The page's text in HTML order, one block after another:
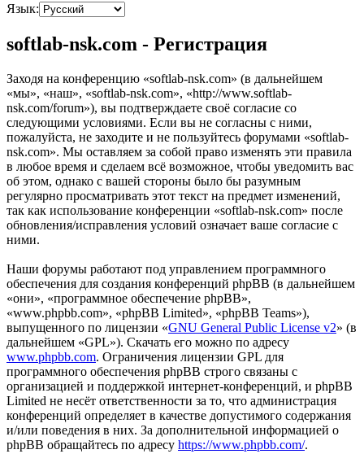
Язык:
softlab-nsk.com - Регистрация
Заходя на конференцию «softlab-nsk.com» (в дальнейшем
«мы», «наш», «softlab-nsk.com», «http://www.softlab-
nsk.com/forum»), вы подтверждаете своё согласие со
следующими условиями. Если вы не согласны с ними,
пожалуйста, не заходите и не пользуйтесь форумами «softlab-
nsk.com». Мы оставляем за собой право изменять эти правила
в любое время и сделаем всё возможное, чтобы уведомить вас
об этом, однако с вашей стороны было бы разумным
регулярно просматривать этот текст на предмет изменений,
так как использование конференции «softlab-nsk.com» после
обновления/исправления условий означает ваше согласие с
ними.
Наши форумы работают под управлением программного
обеспечения для создания конференций phpBB (в дальнейшем
«они», «программное обеспечение phpBB»,
«www.phpbb.com», «phpBB Limited», «phpBB Teams»),
выпущенного по лицензии «GNU General Public License v2» (в
дальнейшем «GPL»). Скачать его можно по адресу
www.phpbb.com. Ограничения лицензии GPL для
программного обеспечения phpBB строго связаны с
организацией и поддержкой интернет-конференций, и phpBB
Limited не несёт ответственности за то, что администрация
конференций определяет в качестве допустимого содержания
и/или поведения в них. За дополнительной информацией о
phpBB обращайтесь по адресу https://www.phpbb.com/.